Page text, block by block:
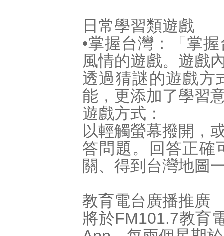
日常學習類遊戲
•掌握台灣：「掌
風情的遊戲。遊戲
透過猜謎的遊戲方
能，更添加了學習
遊戲方式：
以輕觸螢幕撥開，
答問題。回答正確
關、得到台灣地圖
教育電台廣播推廣
將於FM101.7教育